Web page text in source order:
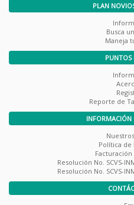
PLAN
Busca
Maneja
PUNTOS
Reporte de
INFORMACIÓN
Política de
Resolución No. SCVS-
Resolución No. SCVS-